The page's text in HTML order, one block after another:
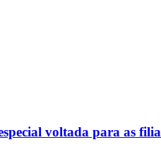
voltada para as